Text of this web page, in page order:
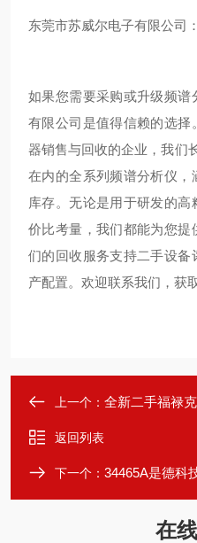
东莞市苏威尔电子有限公司
如果您需要采购或升级频
有限公司是值得信赖的选择
器销售与回收的企业，我们
在内的全系列频谱分析仪，
库存。无论是用于研发的
价比考量，我们都能为您
们的回收服务支持二手设备
产配置。欢迎联系我们，获
上一个： 全新二手福禄
返回列表
下一个： 34465A是德科
在